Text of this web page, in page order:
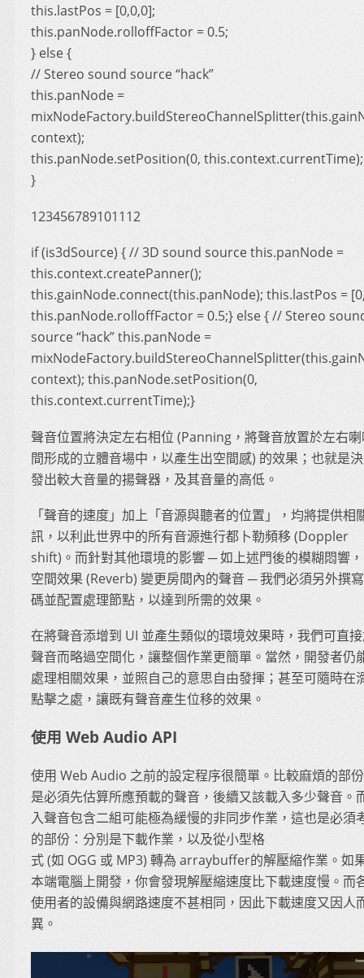
this.lastPos = [0,0,0];
this.panNode.rolloffFactor = 0.5;
} else {
// Stereo sound source “hack”
this.panNode =
context);
this.panNode.setPosition(0, this.context.currentTime);
}
123456789101112
if (is3dSource) { // 3D sound source this.panNode =
this.context.createPanner();
this.gainNode.connect(this.panNode); this.lastPos =
this.panNode.rolloffFactor = 0.5;} else { // Stereo
source “hack” this.panNode =
context); this.panNode.setPosition(0,
this.context.currentTime);}
聲音位置將決定左右相位 (Panning，將聲音放置於左右
間形成的立體音場中，以產生出空間感) 的效果；也就是
發出較大音量的揚聲器，及其音量的高低。
「聲音的速度」加上「音源與聽者的位置」，均將提供相
訊，以利此世界中的所有音源進行都卜勒頻移 (Doppler
shift)。而針對其他環境的影響 ─ 如上述門後的模糊悶響
空間效果 (Reverb) 變更房間內的聲音 ─ 我們必須另外撰
碼並配置處理節點，以達到所需的效果。
在將聲音添增到 UI 並產生類似的環境效果時，我們可直
聲音而略過空間化，讓整個作業更簡單。當然，開發者仍
處理相關效果，並照自己的意思自由發揮；甚至可隨時在
點擊之處，讓既有聲音產生位移的效果。
使用 Web Audio API
使用 Web Audio 之前的設定程序很簡單。比較麻煩的部
是必須先估算所應預載的聲音，後續又該載入多少聲音。
入聲音包含二組可能極為緩慢的非同步作業，這也是必須
的部份：分別是下載作業，以及從小型格
式 (如 OGG 或 MP3) 轉為 arraybuffer的解壓縮作業。如
本端電腦上開發，你會發現解壓縮速度比下載速度慢。而
使用者的設備與網路速度不甚相同，因此下載速度又因人
異。